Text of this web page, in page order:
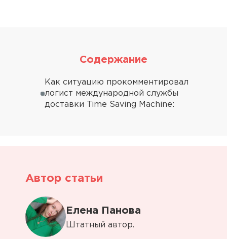
Содержание
Как ситуацию прокомментировал
логист международной службы
доставки Time Saving Machine:
Автор статьи
Елена Панова
Штатный автор.